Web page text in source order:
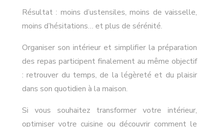
Résultat : moins d’ustensiles, moins de vaisselle,
moins d’hésitations… et plus de sérénité.
Organiser son intérieur et simplifier la préparation
des repas participent finalement au même objectif
: retrouver du temps, de la légèreté et du plaisir
dans son quotidien à la maison.
Si vous souhaitez transformer votre intérieur,
optimiser votre cuisine ou découvrir comment le